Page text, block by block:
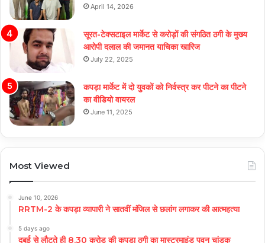
April 14, 2026
सूरत-टेक्सटाइल मार्केट से करोड़ों की संगठित ठगी के मुख्य
आरोपी दलाल की जमानत याचिका खारिज
July 22, 2025
कपड़ा मार्केट में दो युवकों को निर्वस्त्र कर पीटने का पीटने
का वीडियो वायरल
June 11, 2025
Most Viewed
June 10, 2026
RRTM-2 के कपड़ा व्यापारी ने सातवीं मंजिल से छलांग लगाकर की आत्महत्या
5 days ago
दुबई से लौटते ही 8.30 करोड़ की कपड़ा ठगी का मास्टरमाइंड पवन चांडक